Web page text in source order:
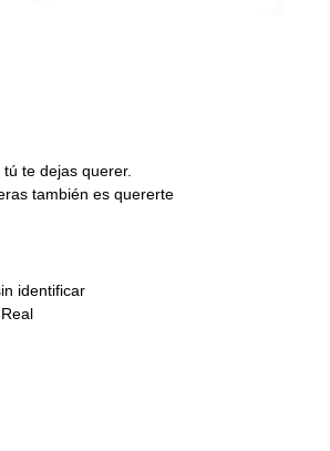
te dejas querer.
también es quererte
identificar